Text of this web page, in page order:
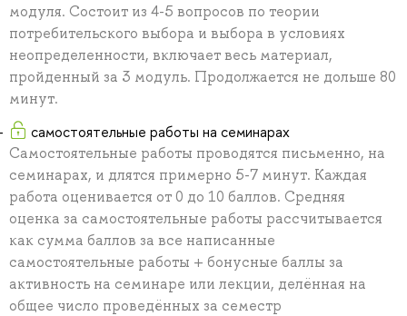
модуля. Состоит из 4-5 вопросов по теории
потребительского выбора и выбора в условиях
неопределенности, включает весь материал,
пройденный за 3 модуль. Продолжается не дольше 80
минут.
самостоятельные работы на семинарах
Самостоятельные работы проводятся письменно, на
семинарах, и длятся примерно 5-7 минут. Каждая
работа оценивается от 0 до 10 баллов. Средняя
оценка за самостоятельные работы рассчитывается
как сумма баллов за все написанные
самостоятельные работы + бонусные баллы за
активность на семинаре или лекции, делённая на
общее число проведённых за семестр